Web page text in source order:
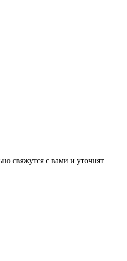
свяжутся с вами и уточнят